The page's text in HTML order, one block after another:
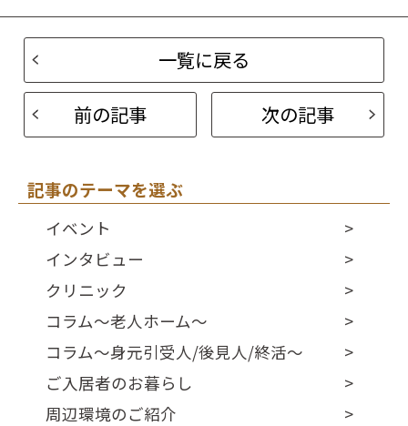
一覧に戻る
前の記事
次の記事
記事のテーマを選ぶ
イベント
インタビュー
クリニック
コラム～老人ホーム～
コラム～身元引受人/後見人/終活～
ご入居者のお暮らし
周辺環境のご紹介